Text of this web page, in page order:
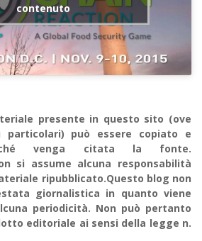
contenuto
presente in questo sito (ove
particolari) può essere copiato e
venga citata la fonte.
si assume alcuna responsabilità
ripubblicato.Questo blog non
giornalistica in quanto viene
periodicità. Non può pertanto
editoriale ai sensi della legge n.